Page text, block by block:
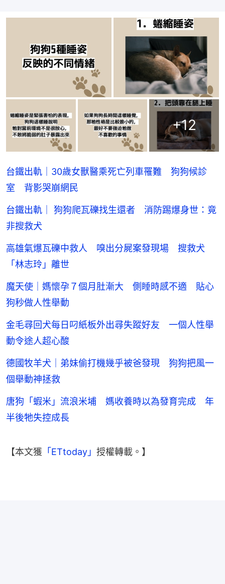
+12
台鐵出軌｜30歲女獸醫乘死亡列車罹難 狗狗候診
室 背影哭崩網民
台鐵出軌｜ 狗狗爬瓦礫找生還者 消防踢爆身世：竟
非搜救犬
高雄氣爆瓦礫中救人 嗅出分屍案發現場 搜救犬
「林志玲」離世
魔天使｜媽懷孕７個月肚漸大 側睡時感不適 貼心
狗秒做人性舉動
金毛尋回犬每日叼紙板外出尋失蹤好友 一個人性舉
動令途人超心酸
德國牧羊犬｜弟妹偷打機幾乎被爸發現 狗狗把風一
個舉動神拯救
唐狗「蝦米」流浪米埔 媽收養時以為發育完成 年
半後牠失控成長
【本文獲 「ETtoday」 授權轉載。】